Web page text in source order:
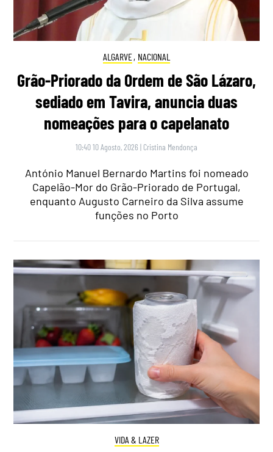
ALGARVE, NACIONAL
Grão-Priorado da Ordem de São Lázaro,
sediado em Tavira, anuncia duas
nomeações para o capelanato
10:40 10 Agosto, 2026 | Cristina Mendonça
António Manuel Bernardo Martins foi nomeado
Capelão-Mor do Grão-Priorado de Portugal,
enquanto Augusto Carneiro da Silva assume
funções no Porto
VIDA & LAZER